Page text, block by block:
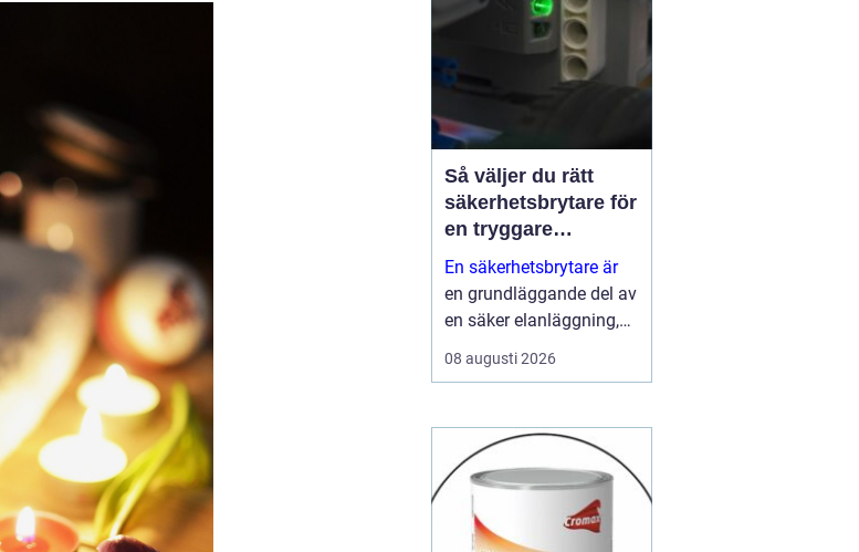
Så väljer du rätt
säkerhetsbrytare för
en tryggare
elanläggning
En säkerhetsbrytare är
en grundläggande del av
en säker elanläggning,
både i industrin och i
fastigheter. Den ser till
snabbt, tydligt och ...
08 augusti 2026